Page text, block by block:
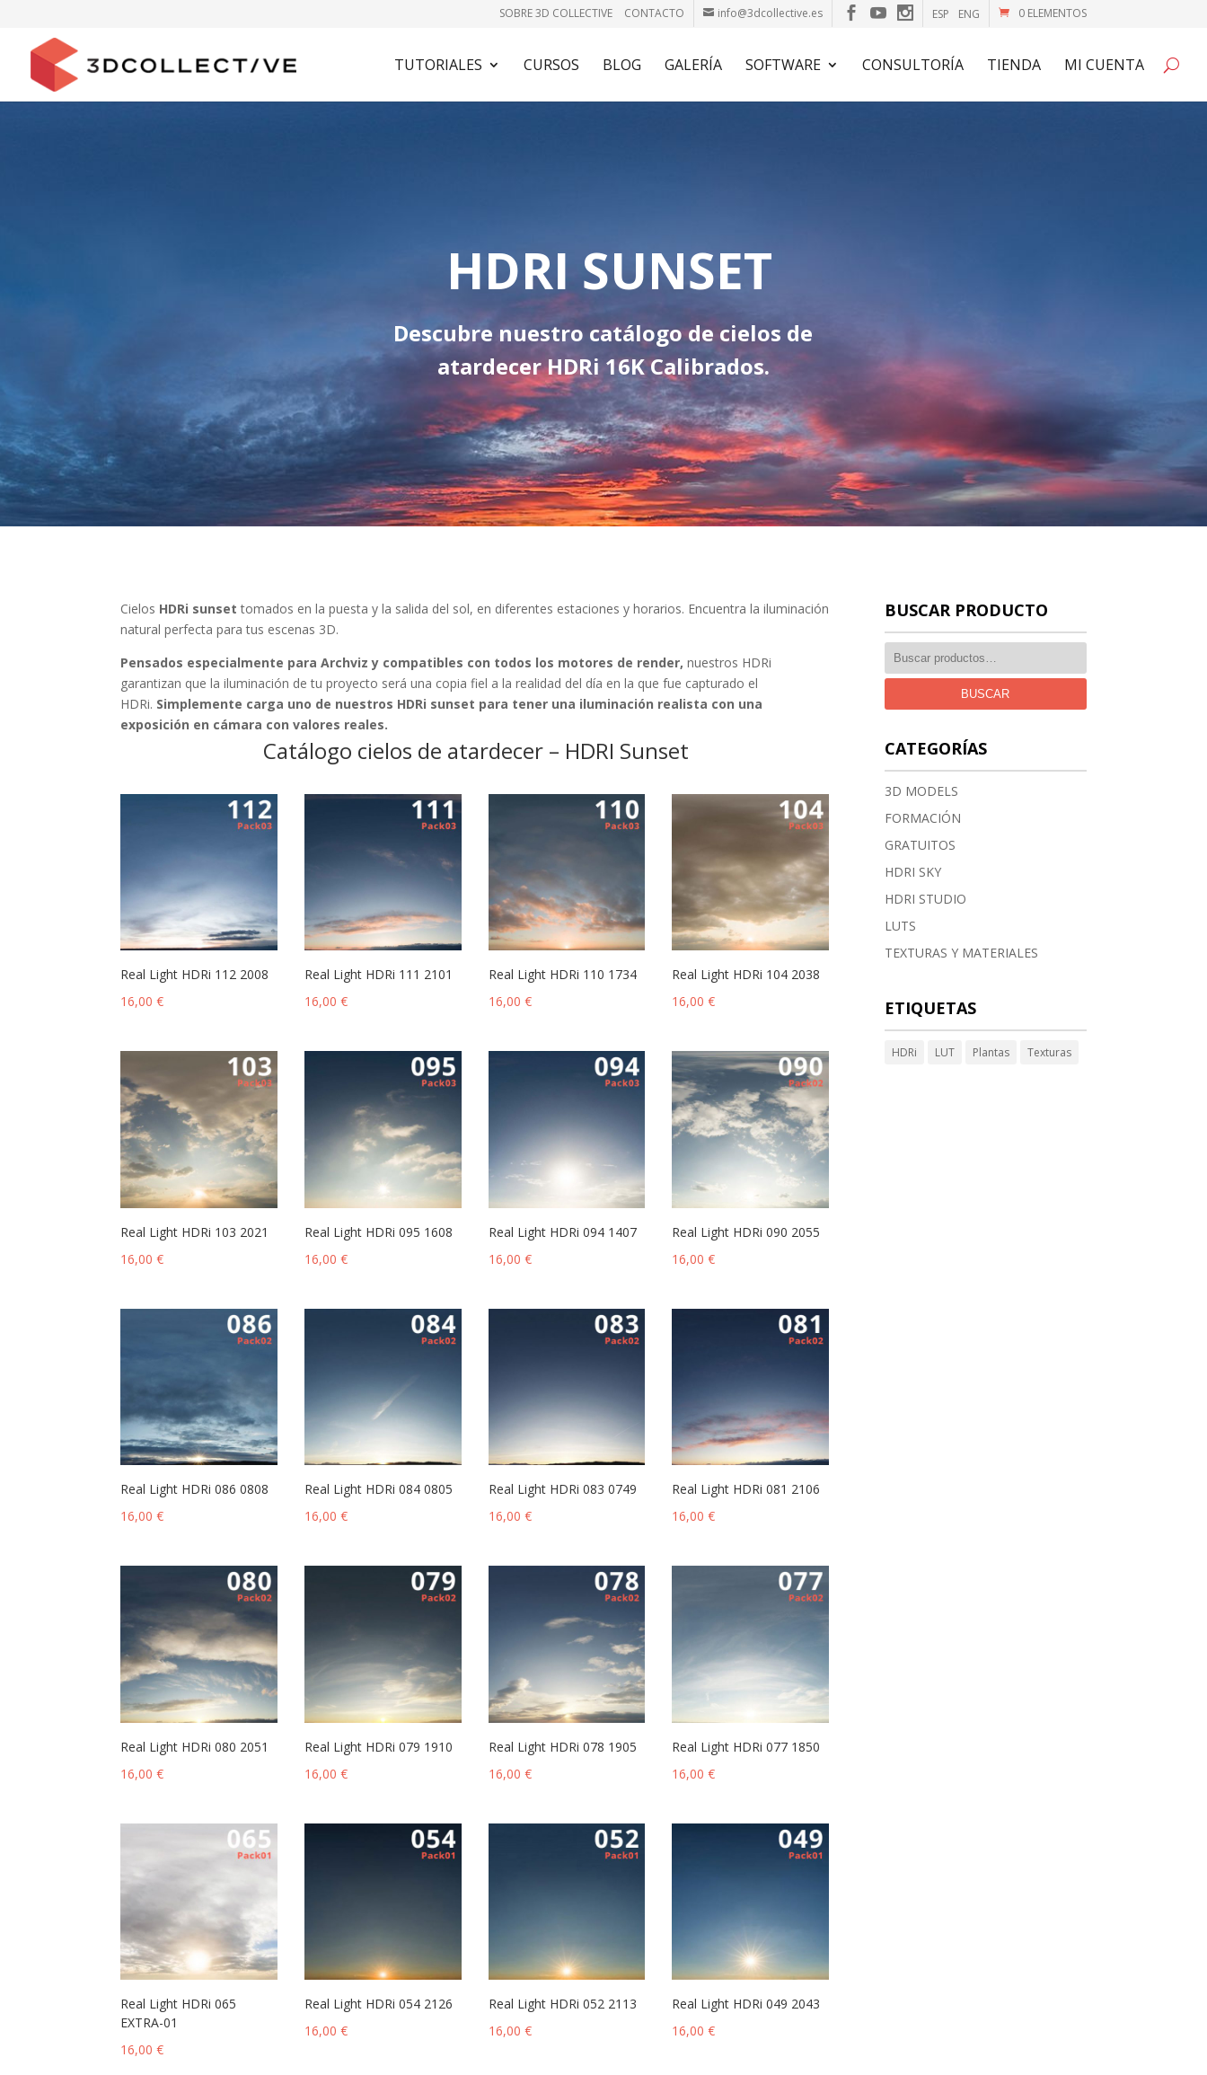
0 ELEMENTOS
ESP ENG
info@3dcollective.es
SOBRE 3D COLLECTIVE CONTACTO
TUTORIALES CURSOS BLOG GALERÍA SOFTWARE CONSULTORÍA TIENDA MI CUENTA
HDRI SUNSET
Descubre nuestro catálogo de cielos de
atardecer HDRi 16K Calibrados.
Cielos HDRi sunset tomados en la puesta y la salida del sol, en diferentes estaciones y horarios. Encuentra la iluminación
natural perfecta para tus escenas 3D.
Pensados especialmente para Archviz y compatibles con todos los motores de render, nuestros HDRi
garantizan que la iluminación de tu proyecto será una copia fiel a la realidad del día en la que fue capturado el
HDRi. Simplemente carga uno de nuestros HDRi sunset para tener una iluminación realista con una
exposición en cámara con valores reales.
Catálogo cielos de atardecer – HDRI Sunset
Real Light HDRi 112 2008
16,00€
Real Light HDRi 111 2101
16,00€
Real Light HDRi 110 1734
16,00 €
Real Light HDRi 104 2038
16,00€
Real Light HDRi 103 2021
16,00€
Real Light HDRi 095 1608
16,00€
Real Light HDRi 094 1407
16,00 €
Real Light HDRi 090 2055
16,00€
Real Light HDRi 086 0808
16,00€
Real Light HDRi 084 0805
16,00€
Real Light HDRi 083 0749
16,00 €
Real Light HDRi 081 2106
16,00€
Real Light HDRi 080 2051
16,00€
Real Light HDRi 079 1910
16,00€
Real Light HDRi 078 1905
16,00 €
Real Light HDRi 077 1850
16,00€
Real Light HDRi 065
EXTRA-01
16,00€
Real Light HDRi 054 2126
16,00€
Real Light HDRi 052 2113
16,00 €
Real Light HDRi 049 2043
16,00€
BUSCAR PRODUCTO
BUSCAR
CATEGORÍAS
3D MODELS
FORMACIÓN
GRATUITOS
HDRI SKY
HDRI STUDIO
LUTS
TEXTURAS Y MATERIALES
ETIQUETAS
HDRi LUT Plantas Texturas